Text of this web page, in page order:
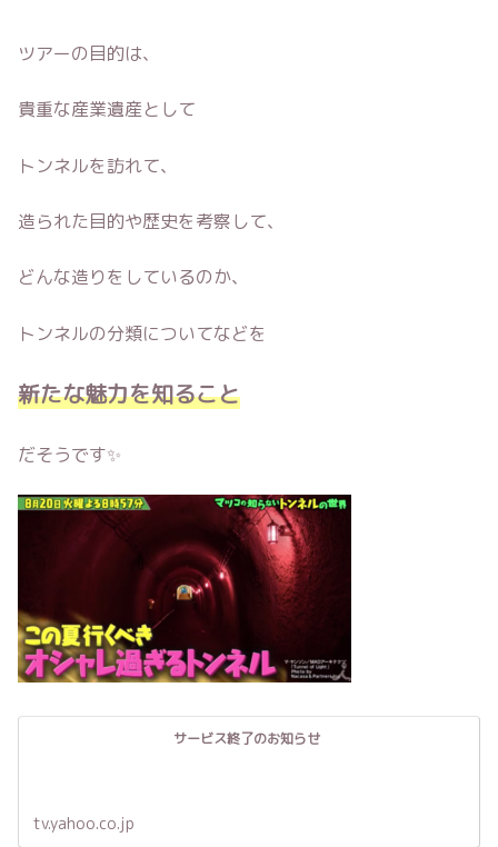
ツアーの目的は、
貴重な産業遺産として
トンネルを訪れて、
造られた目的や歴史を考察して、
どんな造りをしているのか、
トンネルの分類についてなどを
新たな魅力を知ること
だそうです✨
サービス終了のお知らせ
tv.yahoo.co.jp